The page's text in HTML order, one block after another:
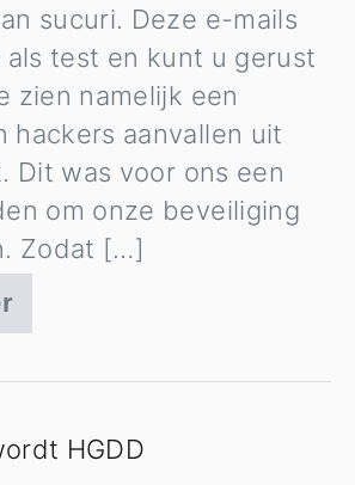
sucuri. Deze e-mails
test en kunt u gerust
zien namelijk een
hackers aanvallen uit
Dit was voor ons een
om onze beveiliging
Zodat […]
HGDD